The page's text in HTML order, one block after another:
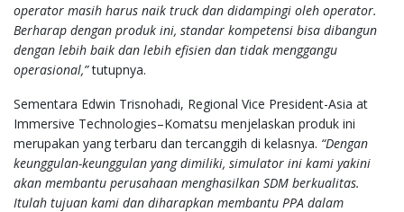
operator masih harus naik truck dan didampingi oleh operator.
Berharap dengan produk ini, standar kompetensi bisa dibangun
dengan lebih baik dan lebih efisien dan tidak menggangu
operasional,”tutupnya.
Sementara Edwin Trisnohadi, Regional Vice President-Asia at
Immersive Technologies–Komatsu menjelaskan produk ini
merupakan yang terbaru dan tercanggih di kelasnya. “Dengan
keunggulan-keunggulan yang dimiliki, simulator ini kami yakini
akan membantu perusahaan menghasilkan SDM berkualitas.
Itulah tujuan kami dan diharapkan membantu PPA dalam